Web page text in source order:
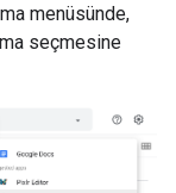
menüsünde,
seçmesine